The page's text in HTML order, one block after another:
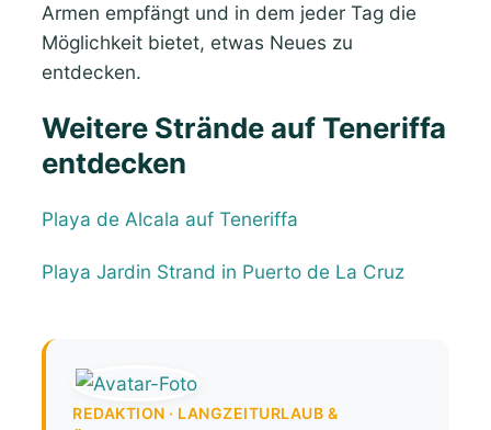
Armen empfängt und in dem jeder Tag die
Möglichkeit bietet, etwas Neues zu
entdecken.
Weitere Strände auf Teneriffa
entdecken
Playa de Alcala auf Teneriffa
Playa Jardin Strand in Puerto de La Cruz
REDAKTION · LANGZEITURLAUB &